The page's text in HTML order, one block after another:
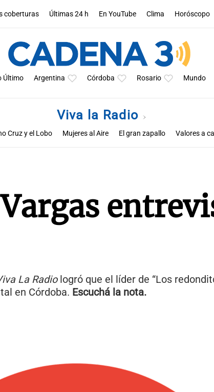
coberturas Últimas 24 h En YouTube Clima Horóscopo
Último Argentina Córdoba Rosario Mundo
Viva la Radio
Cruz y el Lobo Mujeres al Aire El gran zapallo Valores a
La Radiologró que el líder de “Los
en Córdoba. Escuchá la nota.